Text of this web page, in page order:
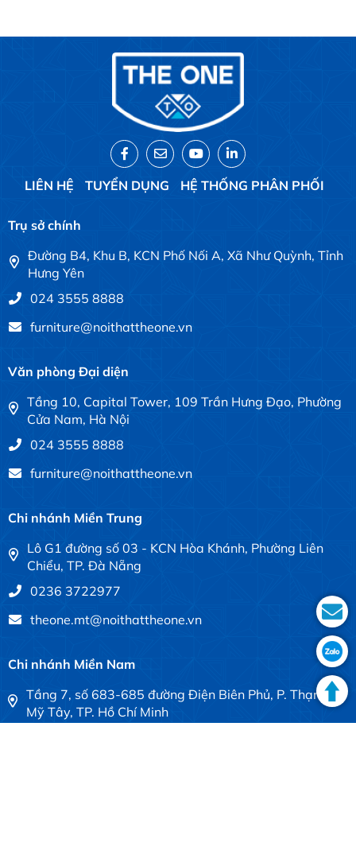
LIÊN HỆ TUYỂN DỤNG HỆ THỐNG PHÂN PHỐI
Trụ sở chính
Đường B4, Khu B, KCN Phố Nối A, Xã Như Quỳnh, Tỉnh
Hưng Yên
024 3555 8888
furniture@noithattheone.vn
Văn phòng Đại diện
Tầng 10, Capital Tower, 109 Trần Hưng Đạo, Phường
Cửa Nam, Hà Nội
024 3555 8888
furniture@noithattheone.vn
Chi nhánh Miền Trung
Lô G1 đường số 03 - KCN Hòa Khánh, Phường Liên
Chiểu, TP. Đà Nẵng
0236 3722977
theone.mt@noithattheone.vn
Chi nhánh Miền Nam
Tầng 7, số 683-685 đường Điện Biên Phủ, P. Thạnh
Mỹ Tây, TP. Hồ Chí Minh